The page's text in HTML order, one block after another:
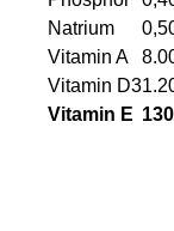
Natrium
Vitamin A
Vitamin D3
Vitamin E